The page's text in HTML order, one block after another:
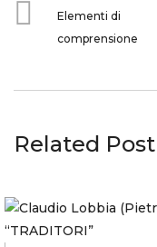
Elementi di
comprensione
Related Post